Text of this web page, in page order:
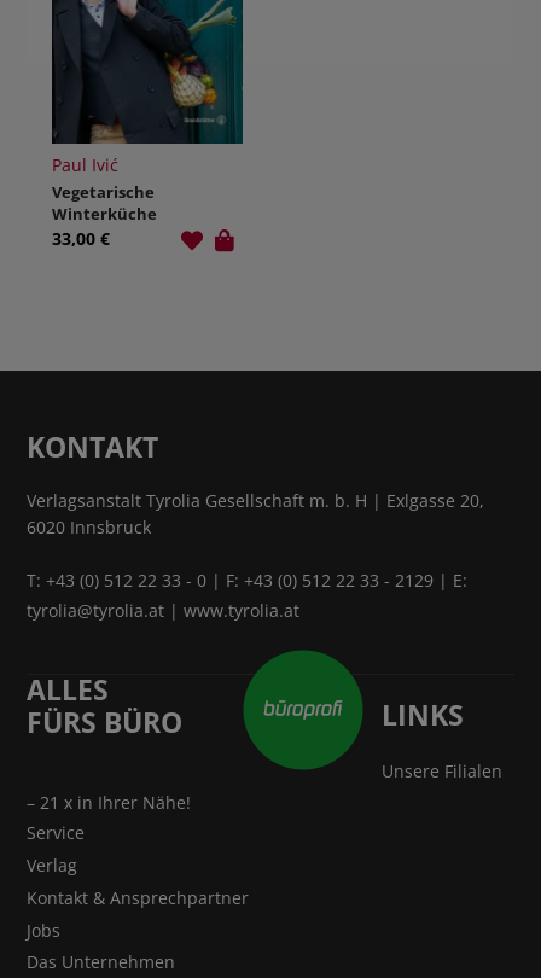
Paul Ivić
Vegetarische
Winterküche
33,00 €
KONTAKT
Verlagsanstalt Tyrolia Gesellschaft m. b. H | Exlgasse 20,
6020 Innsbruck
T:+43 (0) 512 22 33 - 0 | F: +43 (0) 512 22 33 - 2129 | E:
tyrolia@tyrolia.at |www.tyrolia.at
ALLES
FÜRS BÜRO
LINKS
Unsere Filialen
– 21 x in Ihrer Nähe!
Service
Verlag
Kontakt & Ansprechpartner
Jobs
Das Unternehmen